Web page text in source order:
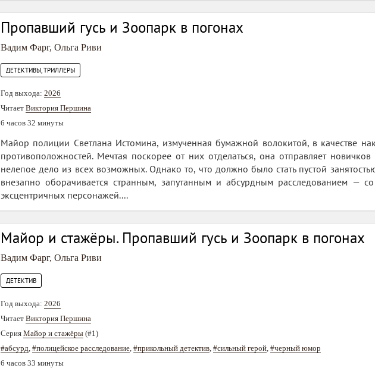
Пропавший гусь и Зоопарк в погонах
Вадим Фарг, Ольга Риви
ДЕТЕКТИВЫ, ТРИЛЛЕРЫ
Год выхода: 2026
Читает Виктория Першина
6 часов 32 минуты
Майор полиции Светлана Истомина, измученная бумажной волокитой, в качестве
противоположностей. Мечтая поскорее от них отделаться, она отправляет
нелепое дело из всех возможных. Однако то, что должно было стать пустой
внезапно оборачивается странным, запутанным и абсурдным расследованием —
эксцентричных персонажей....
Майор и стажёры. Пропавший гусь и Зоопарк в погонах
Вадим Фарг, Ольга Риви
ДЕТЕКТИВ
Год выхода: 2026
Читает Виктория Першина
Серия Майор и стажёры (#1)
#абсурд, #полицейское расследование, #прикольный детектив, #сильный герой, #черный юмор
6 часов 33 минуты